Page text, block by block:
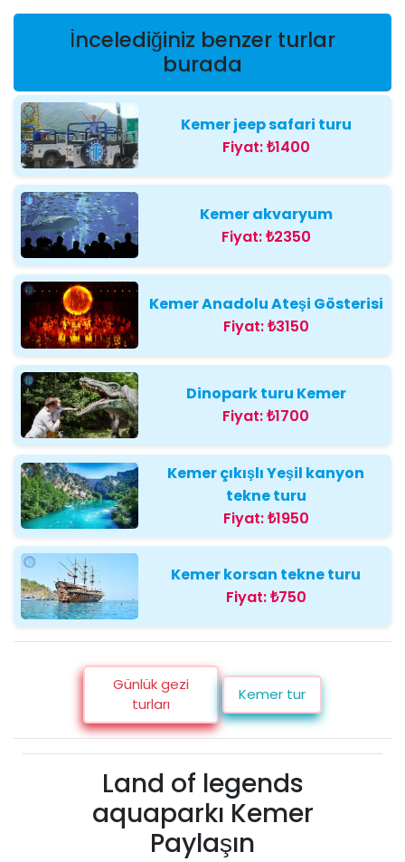
İncelediğiniz benzer turlar
burada
Kemer jeep safari turu
Fiyat:₺1400
Kemer akvaryum
Fiyat:₺2350
Kemer Anadolu Ateşi Gösterisi
Fiyat:₺3150
Dinopark turu Kemer
Fiyat:₺1700
Kemer çıkışlı Yeşil kanyon
tekne turu
Fiyat:₺1950
Kemer korsan tekne turu
Fiyat:₺750
Günlük gezi
turları
Kemer tur
Land of legends
aquaparkı Kemer
Paylaşın